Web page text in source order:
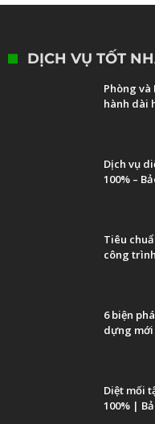
DỊCH VỤ TỐT
Phòng
hành dài
Dịch vụ
100% –
Tiêu
công
6 biện
dựng mới
Diệt mối
100% |